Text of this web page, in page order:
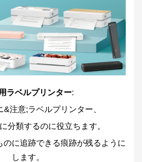
ラベルプリンター:
&注意;ラベルプリンター、
分類するのに役立ちます。
のに追跡できる痕跡が残るように
します。